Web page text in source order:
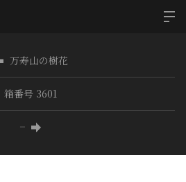
万寿山の樹花
箱番号 3601
−